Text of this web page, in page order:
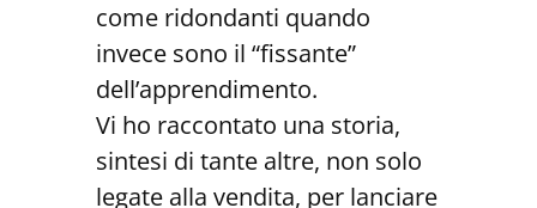
come ridondanti quando
invece sono il “fissante”
dell’apprendimento.
Vi ho raccontato una storia,
sintesi di tante altre, non solo
legate alla vendita, per lanciare